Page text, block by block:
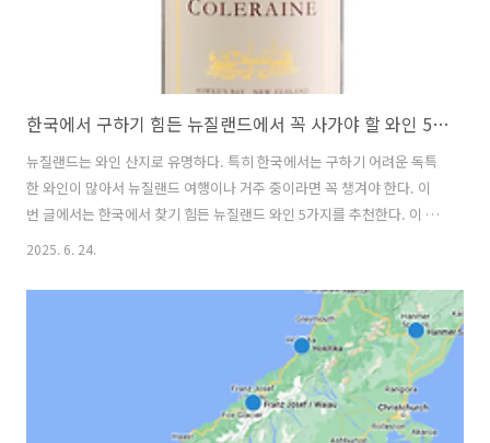
한국에서 구하기 힘든 뉴질랜드에서 꼭 사가야 할 와인 5가지
뉴질랜드는 와인 산지로 유명하다. 특히 한국에서는 구하기 어려운 독특
한 와인이 많아서 뉴질랜드 여행이나 거주 중이라면 꼭 챙겨야 한다. 이
번 글에서는 한국에서 찾기 힘든 뉴질랜드 와인 5가지를 추천한다. 이 와
인들은 한국에 가져가면 친구, 가족, 또는 와인 애호가들에게 특별한 선
들로 골랐다. 1. Felton Road Bannockburn Pinot Noir센트럴 오타고
(Central Otago) 지역의 프리미엄 레드 와인이다. 체리, 자두, 흙 내음이
조화를 이루는 피노 누아로, 부드럽고 깊은 맛이 특징이다.Felton Road
는 소규모 부티크 와이너리여서 한국 수입량이 매우 적다. 한국 와인샵에
2025. 6. 24.